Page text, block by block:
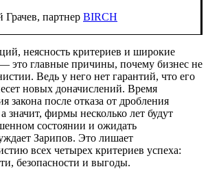
Грачев, партнер BIRCH
неясность критериев и широкие
главные причины, почему бизнес не
Ведь у него нет гарантий, что его
новых доначислений. Время
закона после отказа от дробления
значит, фирмы несколько лет будут
состоянии и ожидать
Зарипов. Это лишает
всех четырех критериев успеха:
безопасности и выгоды.